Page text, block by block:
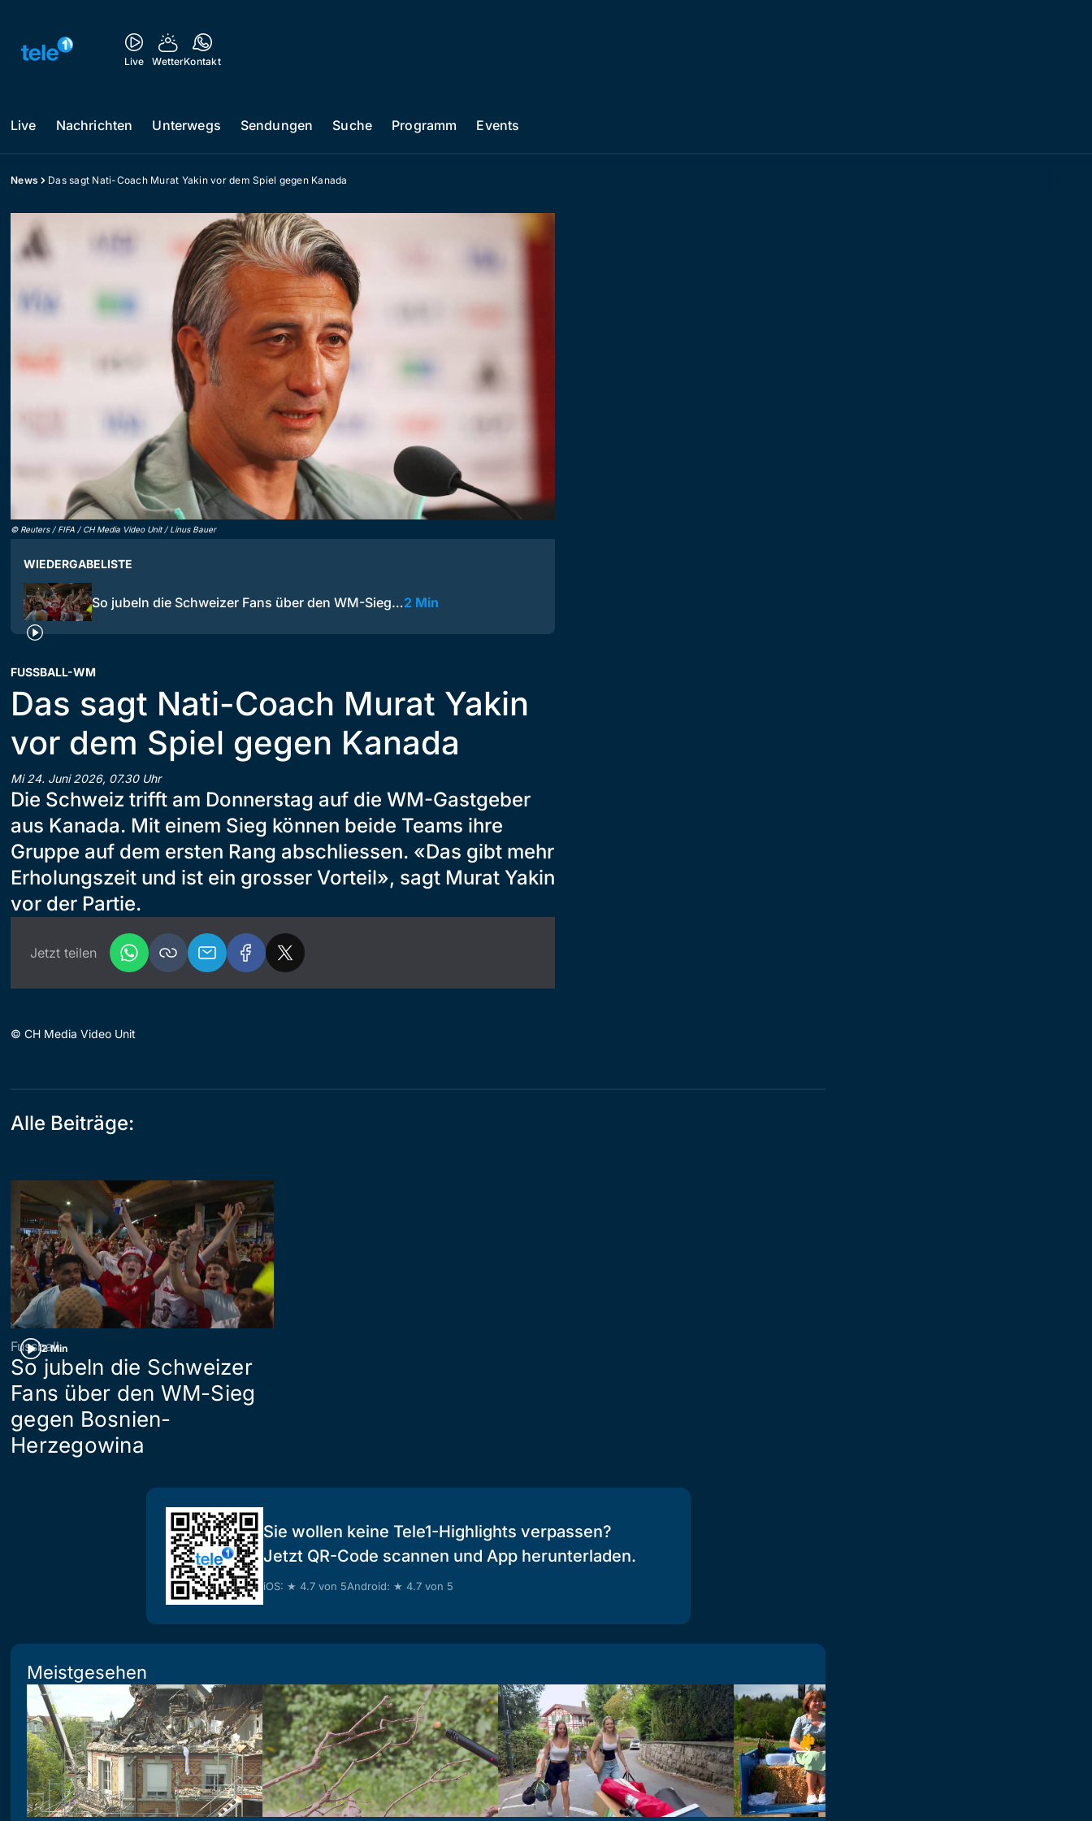
Live WetterKontakt
Live Nachrichten Unterwegs Sendungen Suche Programm Events
News Das sagt Nati-Coach Murat Yakin vor dem Spiel gegen Kanada
© Reuters / FIFA / CH Media Video Unit / Linus Bauer
WIEDERGABELISTE
So jubeln die Schweizer Fans über den WM-Sieg…2 Min
FUSSBALL-WM
Das sagt Nati-Coach Murat Yakin
vor dem Spiel gegen Kanada
Mi 24. Juni 2026, 07.30 Uhr
Die Schweiz trifft am Donnerstag auf die WM-Gastgeber
aus Kanada. Mit einem Sieg können beide Teams ihre
Gruppe auf dem ersten Rang abschliessen. «Das gibt mehr
Erholungszeit und ist ein grosser Vorteil», sagt Murat Yakin
vor der Partie.
Jetzt teilen
© CH Media Video Unit
Alle Beiträge:
2 Min
Fussball
So jubeln die Schweizer
Fans über den WM-Sieg
gegen Bosnien-
Herzegowina
Sie wollen keine Tele1-Highlights verpassen?
Jetzt QR-Code scannen und App herunterladen.
iOS: ★ 4.7 von 5Android: ★ 4.7 von 5
Meistgesehen